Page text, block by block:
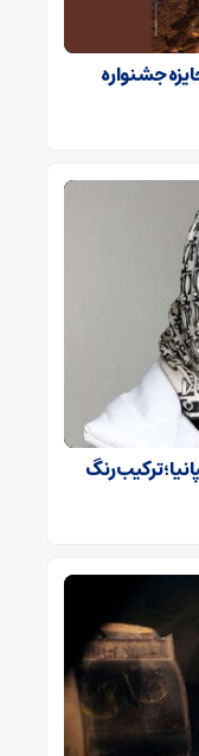
جشنواره
؛ ترکیب رنگ